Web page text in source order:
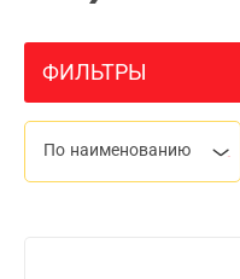
ФИЛЬТРЫ
По наименованию